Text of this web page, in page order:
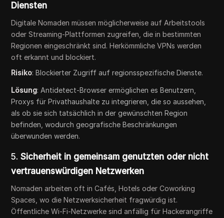
Diensten
Digitale Nomaden müssen möglicherweise auf Arbeitstools
oder Streaming-Plattformen zugreifen, die in bestimmten
Regionen eingeschränkt sind. Herkömmliche VPNs werden
oft erkannt und blockiert.
Risiko: Blockierter Zugriff auf regionsspezifische Dienste.
Lösung: Antidetect-Browser ermöglichen es Benutzern,
Proxys für Privathaushalte zu integrieren, die so aussehen,
als ob sie sich tatsächlich in der gewünschten Region
befinden, wodurch geografische Beschränkungen
überwunden werden.
5.Sicherheit in gemeinsam genutzten oder nicht
vertrauenswürdigen Netzwerken
Nomaden arbeiten oft in Cafés, Hotels oder Coworking
Spaces, wo die Netzwerksicherheit fragwürdig ist.
Öffentliche Wi-Fi-Netzwerke sind anfällig für Hackerangriffe